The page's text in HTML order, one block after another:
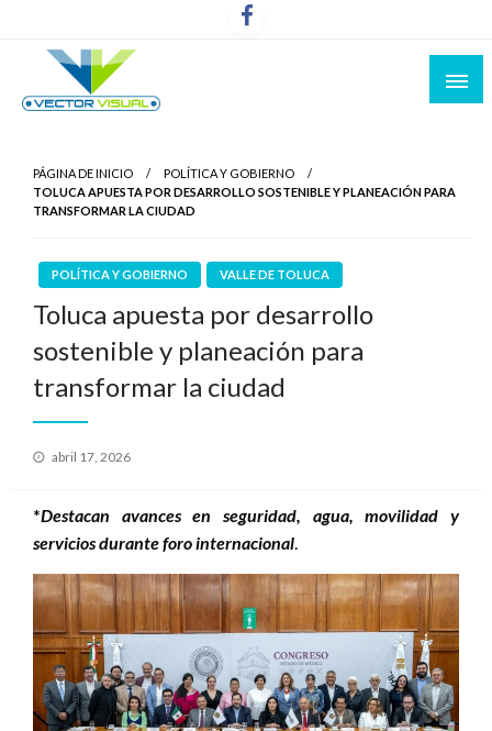
PÁGINA DE INICIO
POLÍTICA Y GOBIERNO
TOLUCA APUESTA POR DESARROLLO SOSTENIBLE Y PLANEACIÓN PARA
TRANSFORMAR LA CIUDAD
POLÍTICA Y GOBIERNO VALLE DE TOLUCA
Toluca apuesta por desarrollo
sostenible y planeación para
transformar la ciudad
Publicado
abril 17, 2026
*Destacan avances en seguridad, agua, movilidad y
servicios durante foro internacional.